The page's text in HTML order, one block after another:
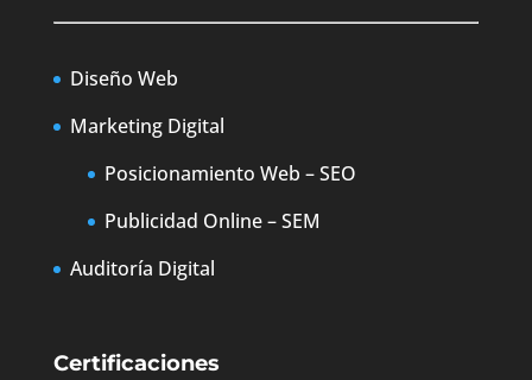
Diseño Web
Marketing Digital
Posicionamiento Web – SEO
Publicidad Online – SEM
Auditoría Digital
Certificaciones